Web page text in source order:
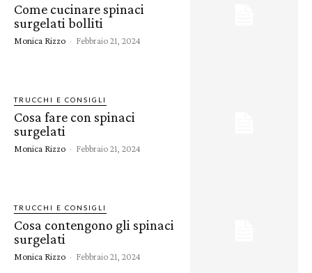
Come cucinare spinaci
surgelati bolliti
Monica Rizzo - Febbraio 21, 2024
TRUCCHI E CONSIGLI
Cosa fare con spinaci
surgelati
Monica Rizzo - Febbraio 21, 2024
TRUCCHI E CONSIGLI
Cosa contengono gli spinaci
surgelati
Monica Rizzo - Febbraio 21, 2024